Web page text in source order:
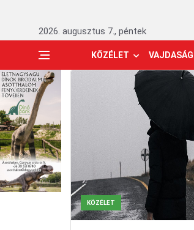
2026. augusztus 7., péntek
KÖZÉLET VAJDASÁG
KÖZÉLET